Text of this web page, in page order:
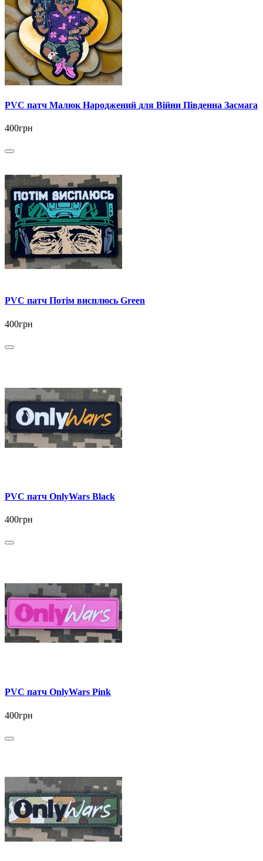
PVC патч Малюк Народжений для Війни Південна Засмага
400грн
PVC патч Потім висплюсь Green
400грн
PVC патч OnlyWars Black
400грн
PVC патч OnlyWars Pink
400грн